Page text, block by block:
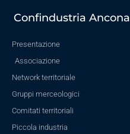
Confindustria Ancona
Presentazione
Associazione
Network territoriale
Gruppi merceologici
Comitati territoriali
Piccola industria